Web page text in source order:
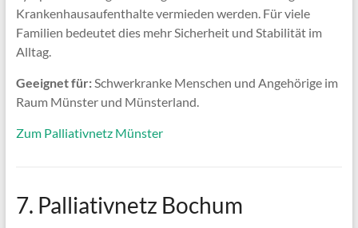
Krankenhausaufenthalte vermieden werden. Für viele
Familien bedeutet dies mehr Sicherheit und Stabilität im
Alltag.
Geeignet für:Schwerkranke Menschen und Angehörige im
Raum Münster und Münsterland.
Zum Palliativnetz Münster
7. Palliativnetz Bochum